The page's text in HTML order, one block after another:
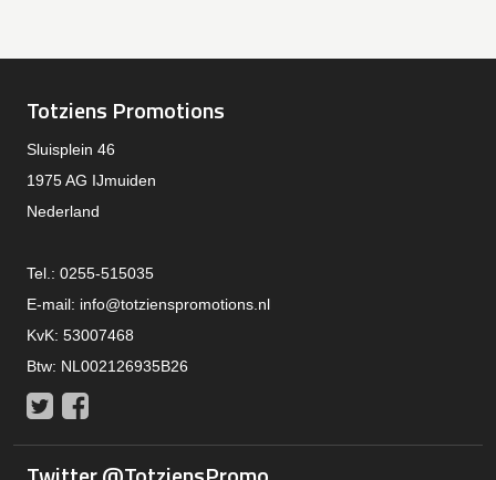
Totziens Promotions
Sluisplein 46
1975 AG IJmuiden
Nederland
Tel.: 0255-515035
E-mail: info@totzienspromotions.nl
KvK: 53007468
Btw: NL002126935B26
Twitter